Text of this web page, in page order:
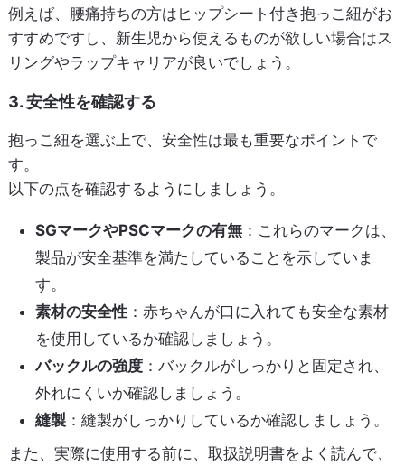
例えば、腰痛持ちの方はヒップシート付き抱っこ紐がお
すすめですし、新生児から使えるものが欲しい場合はス
リングやラップキャリアが良いでしょう。
3. 安全性を確認する
抱っこ紐を選ぶ上で、安全性は最も重要なポイントで
す。
以下の点を確認するようにしましょう。
SGマークやPSCマークの有無：これらのマークは、
製品が安全基準を満たしていることを示していま
す。
素材の安全性：赤ちゃんが口に入れても安全な素材
を使用しているか確認しましょう。
バックルの強度：バックルがしっかりと固定され、
外れにくいか確認しましょう。
縫製：縫製がしっかりしているか確認しましょう。
また、実際に使用する前に、取扱説明書をよく読んで、